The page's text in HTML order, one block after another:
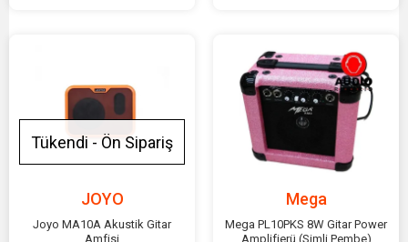
Tükendi - Ön Sipariş
JOYO
Joyo MA10A Akustik Gitar
Amfisi
Mega
Mega PL10PKS 8W Gitar Power
Amplifierü (Simli Pembe)